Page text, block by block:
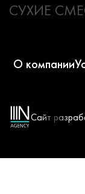
СУХИЕ
О компании
Сайт